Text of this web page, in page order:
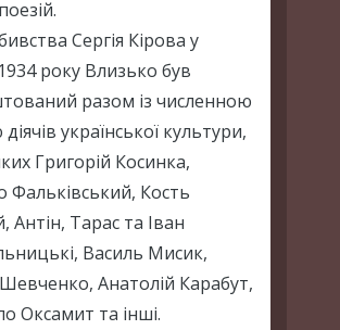
Сергія Кірова у
року Влизько був
разом із численною
української культури,
Григорій Косинка,
Фальківський, Кость
Антін, Тарас та Іван
Василь Мисик,
Анатолій Карабут,
Оксамит та інші.